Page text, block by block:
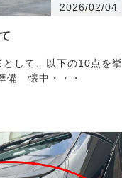
2026/02/04
して、以下の10点を挙
の準備 懐中・・・